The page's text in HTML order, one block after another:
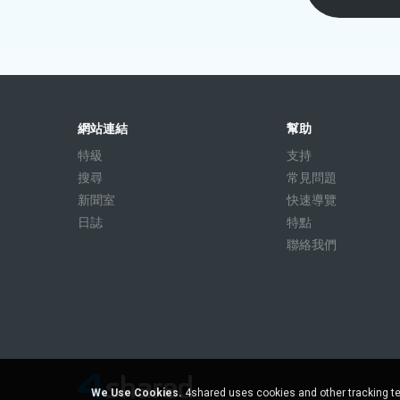
網站連結
特級
搜尋
新聞室
日誌
幫助
支持
常見問題
快速導覽
特點
聯絡我們
We Use Cookies. 4shared uses cookies and other tracking